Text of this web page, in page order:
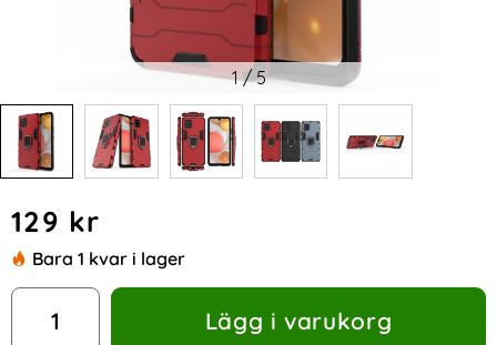
1/5
pris
129 kr
Bara 1 kvar i lager
antal
Lägg i varukorg